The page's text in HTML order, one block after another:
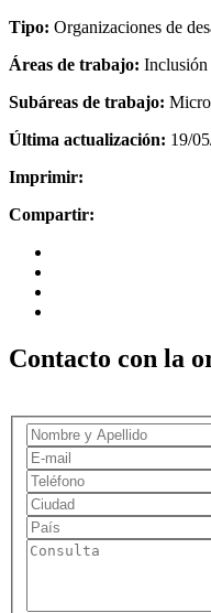
Tipo: Organizaciones de
Áreas de trabajo: Inclusión
Subáreas de trabajo:
Última actualización: 19/
Imprimir:
Compartir:
Contacto con la